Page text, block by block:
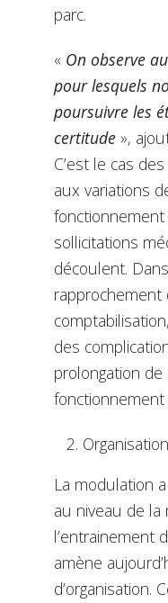
parc.
« On observe
pour lesquels
poursuivre les
certitude »,
C’est le cas
aux variations
sollicitations
découlent.
rapprochement
des
prolongation
La modulation
au niveau de la
l’entrainement
amène
d’organisation.